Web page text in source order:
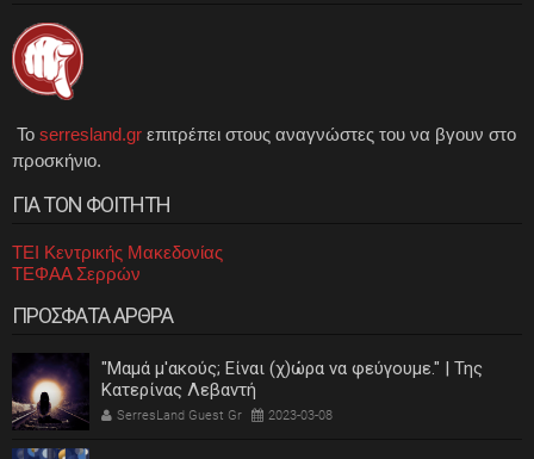
Το serresland.gr επιτρέπει στους αναγνώστες του να βγουν στο
προσκήνιο.
ΓΙΑ ΤΟΝ ΦΟΙΤΗΤΗ
ΤΕΙ Κεντρικής Μακεδονίας
ΤΕΦΑΑ Σερρών
ΠΡΟΣΦΑΤΑ ΑΡΘΡΑ
"Μαμά μ'ακούς; Είναι (χ)ώρα να φεύγουμε." | Της
Κατερίνας Λεβαντή
SerresLand Guest Gr 2023-03-08